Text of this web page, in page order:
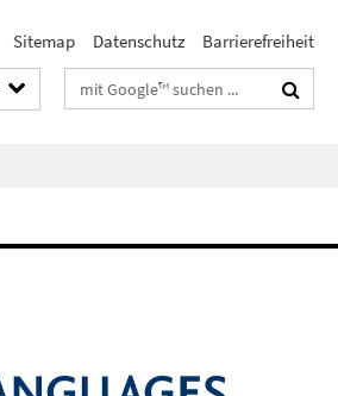
Sitemap Datenschutz Barrierefreiheit
Suchbegriffe